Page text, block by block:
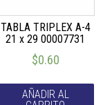
TABLA TRIPLEX A-4
21 x 29 00007731
$0.60
AÑADIR AL